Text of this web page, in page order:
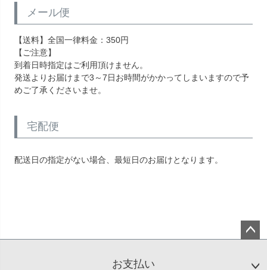
メール便
【送料】全国一律料金：350円
【ご注意】
到着日時指定はご利用頂けません。
発送よりお届けまで3～7日お時間がかかってしまいますので予
めご了承くださいませ。
宅配便
配送日の指定がない場合、最短日のお届けとなります。
お支払い